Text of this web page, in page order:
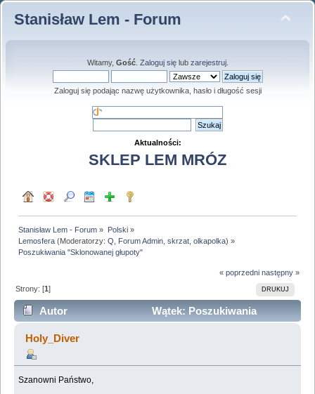
Stanisław Lem - Forum
Witamy, Gość. Zaloguj sięlub zarejestruj.
Zaloguj się podając nazwę użytkownika, hasło i długość sesji
Aktualności:
SKLEP LEM MRÓZ
Stanisław Lem - Forum » Polski»
Lemosfera (Moderatorzy:Q Forum Admin ,skrzat ,olkapolka) »
Poszukiwania "Sklonowanej głupoty"
« poprzedni następny »
DRUKUJ
Strony: [1]
Autor
Wątek: Poszukiwania
"Sklonowanej głupoty" (Przeczytany 16851 razy)
Holy_Diver
Szanowni Państwo,